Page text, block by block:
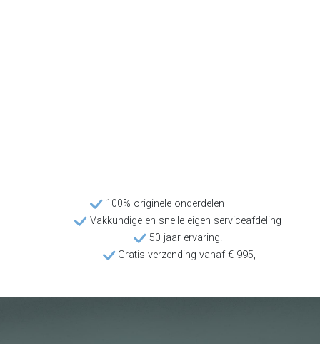
100% originele onderdelen
Vakkundige en snelle eigen serviceafdeling
50 jaar ervaring!
Gratis verzending vanaf € 995,-